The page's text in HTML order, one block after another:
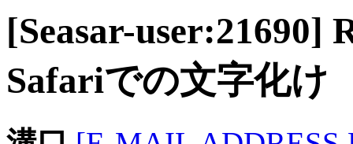
[Seasar-user:21690]
Safariでの文字化け